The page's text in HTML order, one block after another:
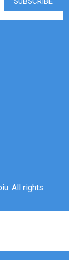
All rights